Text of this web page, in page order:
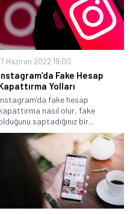
Haziran 2022 19:00
Fake Hesap
Yolları
fake hesap
nasıl olur, fake
saptadığınız bir...